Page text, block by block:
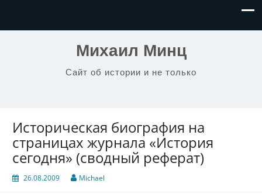
Михаил Минц
Сайт об истории и не только
Историческая биография на
страницах журнала «История
сегодня» (сводный реферат)
26.08.2009 Michael